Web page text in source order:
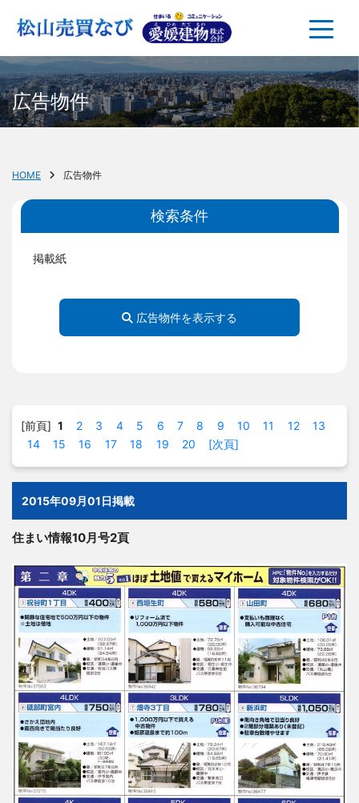
広告物件
HOME 広告物件
検索条件
掲載紙
広告物件を表示する
[前頁] 1 2 3 4 5 6 7 8 9 10 11 12
13
14
15 16 17 18 19 20 [次頁]
2015年09月01日掲載
住まい情報10月号2頁